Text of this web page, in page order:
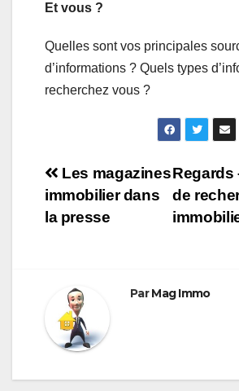
Et vous ?
Quelles sont vos principales
d’informations ? Quels types
recherchez vous ?
Navigation
de
Regards
de
Les magazines
immobilier dans
la presse
ParMag Immo